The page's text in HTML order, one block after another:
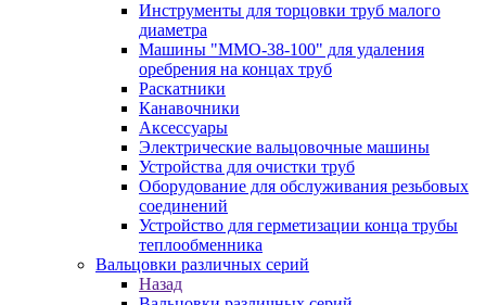
Инструменты для торцовки труб малого
диаметра
Машины "ММО-38-100" для удаления
оребрения на концах труб
Раскатники
Канавочники
Аксессуары
Электрические вальцовочные машины
Устройства для очистки труб
Оборудование для обслуживания резьбовых
соединений
Устройство для герметизации конца трубы
теплообменника
Вальцовки различных серий
Назад